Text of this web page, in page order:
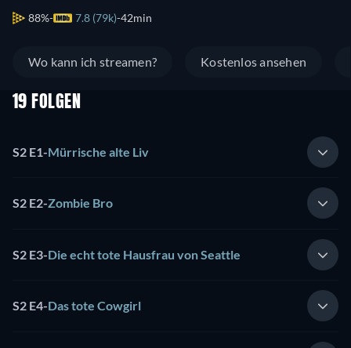
88% 7.8 (79k) 42min
Wo kann ich streamen? Kostenlos ansehen
19 FOLGEN
S2 E1-Mürrische alte Liv
S2 E2-Zombie Bro
S2 E3-Die echt tote Hausfrau von Seattle
S2 E4-Das tote Cowgirl